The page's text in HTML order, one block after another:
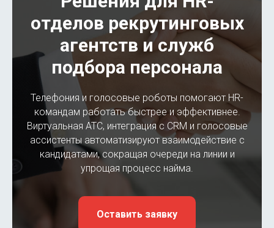
отделов рекрутинговых
агентств и служб
подбора персонала
Телефония и голосовые роботы помогают HR-
командам работать быстрее и эффективнее.
Виртуальная АТС, интеграция с CRM и голосовые
ассистенты автоматизируют взаимодействие с
кандидатами, сокращая очереди на линии и
упрощая процесс найма.
Оставить заявку